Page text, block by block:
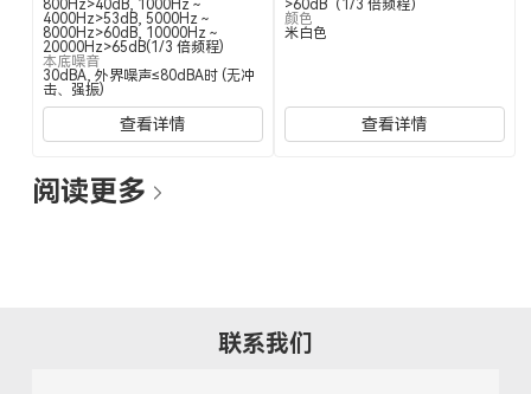
800Hz>40dB, 1000Hz～
4000Hz>53dB, 5000Hz～
8000Hz>60dB, 10000Hz～
20000Hz>65dB(1/3 倍频程)
本底噪音
30dBA, 外界噪声≤80dBA时 (无冲
击、强振)
查看详情
>60dB（1/3 倍频程）
颜色
米白色
查看详情
阅读更多
联系我们